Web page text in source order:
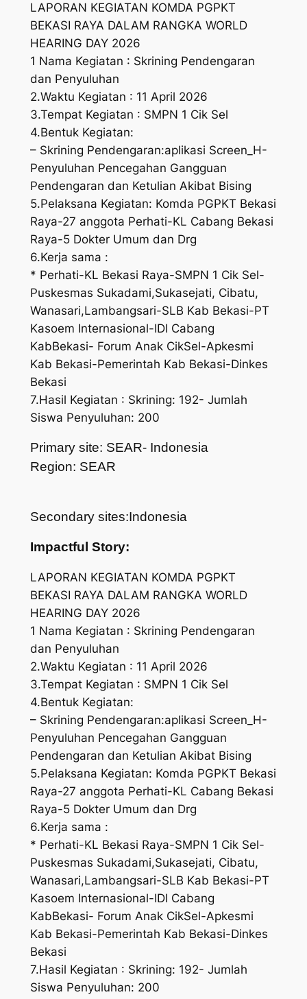
LAPORAN KEGIATAN KOMDA PGPKT
BEKASI RAYA DALAM RANGKA WORLD
HEARING DAY 2026
1 Nama Kegiatan : Skrining Pendengaran
dan Penyuluhan
2.Waktu Kegiatan : 11 April 2026
3.Tempat Kegiatan : SMPN 1 Cik Sel
4.Bentuk Kegiatan:
– Skrining Pendengaran:aplikasi Screen_H-
Penyuluhan Pencegahan Gangguan
Pendengaran dan Ketulian Akibat Bising
5.Pelaksana Kegiatan: Komda PGPKT Bekasi
Raya-27 anggota Perhati-KL Cabang Bekasi
Raya-5 Dokter Umum dan Drg
6.Kerja sama :
* Perhati-KL Bekasi Raya-SMPN 1 Cik Sel-
Puskesmas Sukadami,Sukasejati, Cibatu,
Wanasari,Lambangsari-SLB Kab Bekasi-PT
Kasoem Internasional-IDI Cabang
KabBekasi- Forum Anak CikSel-Apkesmi
Kab Bekasi-Pemerintah Kab Bekasi-Dinkes
Bekasi
7.Hasil Kegiatan : Skrining: 192- Jumlah
Siswa Penyuluhan: 200
Primary site: SEAR- Indonesia
Region: SEAR
Secondary sites:Indonesia
Impactful Story:
LAPORAN KEGIATAN KOMDA PGPKT
BEKASI RAYA DALAM RANGKA WORLD
HEARING DAY 2026
1 Nama Kegiatan : Skrining Pendengaran
dan Penyuluhan
2.Waktu Kegiatan : 11 April 2026
3.Tempat Kegiatan : SMPN 1 Cik Sel
4.Bentuk Kegiatan:
– Skrining Pendengaran:aplikasi Screen_H-
Penyuluhan Pencegahan Gangguan
Pendengaran dan Ketulian Akibat Bising
5.Pelaksana Kegiatan: Komda PGPKT Bekasi
Raya-27 anggota Perhati-KL Cabang Bekasi
Raya-5 Dokter Umum dan Drg
6.Kerja sama :
* Perhati-KL Bekasi Raya-SMPN 1 Cik Sel-
Puskesmas Sukadami,Sukasejati, Cibatu,
Wanasari,Lambangsari-SLB Kab Bekasi-PT
Kasoem Internasional-IDI Cabang
KabBekasi- Forum Anak CikSel-Apkesmi
Kab Bekasi-Pemerintah Kab Bekasi-Dinkes
Bekasi
7.Hasil Kegiatan : Skrining: 192- Jumlah
Siswa Penyuluhan: 200